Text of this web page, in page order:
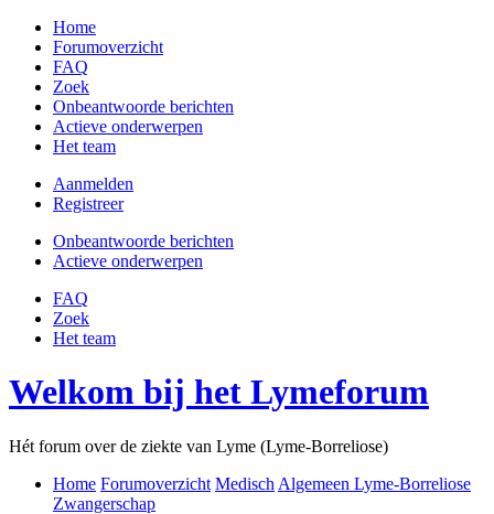
Home
Forumoverzicht
FAQ
Zoek
Onbeantwoorde berichten
Actieve onderwerpen
Het team
Aanmelden
Registreer
Onbeantwoorde berichten
Actieve onderwerpen
FAQ
Zoek
Het team
Welkom bij het Lymeforum
Hét forum over de ziekte van Lyme (Lyme-Borreliose)
Home Forumoverzicht Medisch Algemeen Lyme-Borreliose
Zwangerschap